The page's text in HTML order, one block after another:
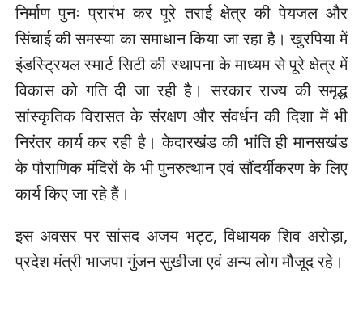
निर्माण पुनः प्रारंभ कर पूरे तराई क्षेत्र की पेयजल और
सिंचाई की समस्या का समाधान किया जा रहा है। खुरपिया में
इंडस्ट्रियल स्मार्ट सिटी की स्थापना के माध्यम से पूरे क्षेत्र में
विकास को गति दी जा रही है। सरकार राज्य की समृद्ध
सांस्कृतिक विरासत के संरक्षण और संवर्धन की दिशा में भी
निरंतर कार्य कर रही है। केदारखंड की भांति ही मानसखंड
के पौराणिक मंदिरों के भी पुनरुत्थान एवं सौंदर्यीकरण के लिए
कार्य किए जा रहे हैं।
इस अवसर पर सांसद अजय भट्ट, विधायक शिव अरोड़ा,
प्रदेश मंत्री भाजपा गुंजन सुखीजा एवं अन्य लोग मौजूद रहे।